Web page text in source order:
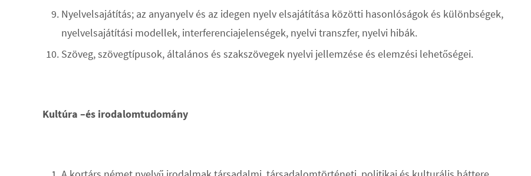
Nyelvelsajátítás; az anyanyelv és az idegen nyelv elsajátítása közötti hasonlóságok és különbségek,
nyelvelsajátítási modellek, interferenciajelenségek, nyelvi transzfer, nyelvi hibák.
Szöveg, szövegtípusok, általános és szakszövegek nyelvi jellemzése és elemzési lehetőségei.
Kultúra –és irodalomtudomány